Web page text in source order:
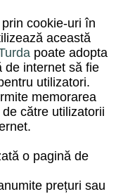
cookie-uri în
această
poate adopta
de internet să fie
utilizatori.
memorarea
către utilizatorii
o pagină de
prețuri sau